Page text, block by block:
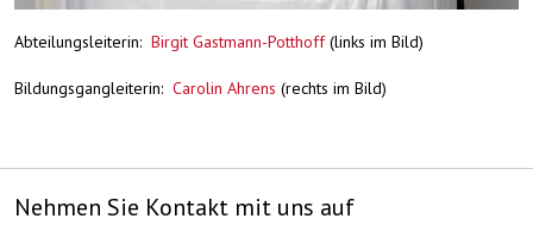
Abteilungsleiterin: Birgit Gastmann-Potthoff(links im Bild)
Bildungsgangleiterin: Carolin Ahrens (rechts im Bild)
Nehmen Sie Kontakt mit uns auf